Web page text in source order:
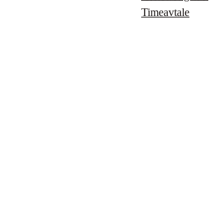
Timeavtale